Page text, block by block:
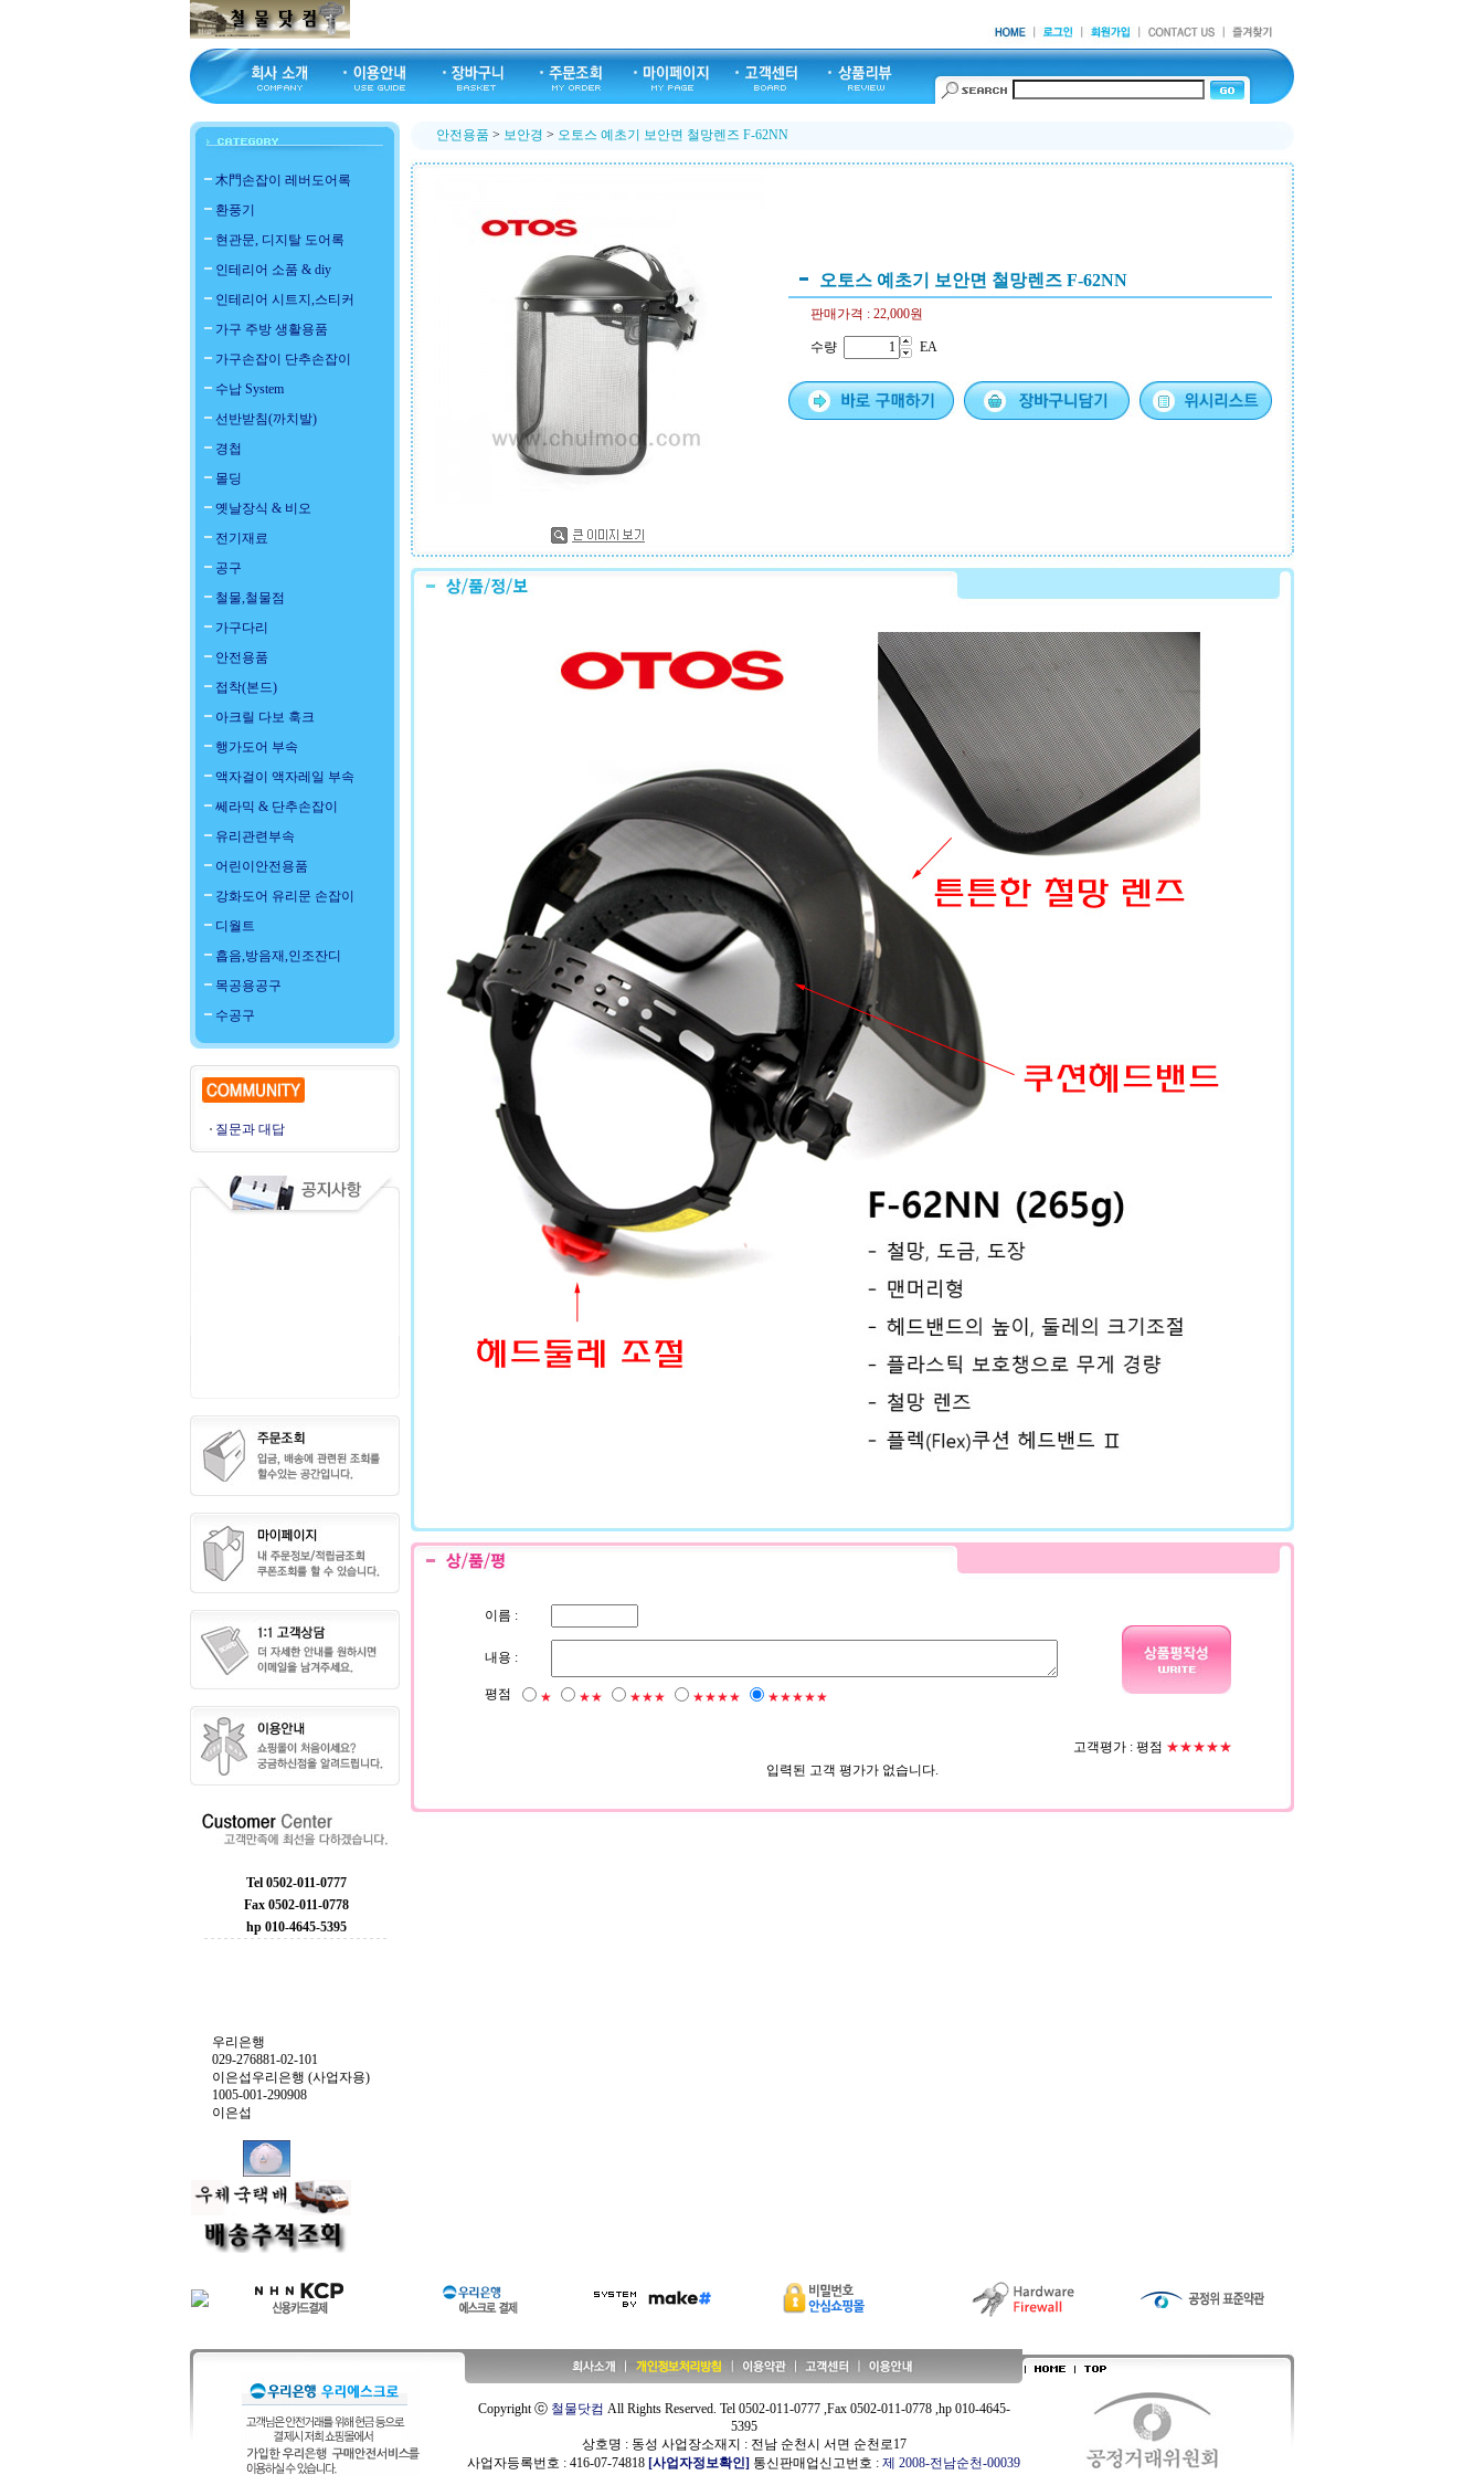
木門손잡이 레버도어록
환풍기
현관문, 디지탈 도어록
인테리어 소품 & diy
인테리어 시트지,스티커
가구 주방 생활용품
가구손잡이 단추손잡이
수납 System
선반받침(까치발)
경첩
몰딩
옛날장식 & 비오
전기재료
공구
철물,철물점
가구다리
안전용품
접착(본드)
아크릴 다보 훅크
행가도어 부속
액자걸이 액자레일 부속
쎄라믹 & 단추손잡이
유리관련부속
어린이안전용품
강화도어 유리문 손잡이
디월트
흡음,방음재,인조잔디
목공용공구
수공구
질문과 대답
Tel 0502-011-0777
Fax 0502-011-0778
hp 010-4645-5395
우리은행
029-276881-02-101
이은섭우리은행 (사업자용)
1005-001-290908
이은섭
안전용품 > 보안경 > 오토스 예초기 보안면 철망렌즈 F-62NN
오토스 예초기 보안면 철망렌즈 F-62NN
판매가격 : 22,000원
수량 EA
이름 :
내용 :
평점 ★ ★★ ★★★ ★★★★ ★★★★★
고객평가 : 평점 ★★★★★
입력된 고객 평가가 없습니다.
Copyright ⓒ 철물닷컴 All Rights Reserved. Tel 0502-011-0777 ,Fax 0502-011-0778 ,hp 010-4645-
5395
상호명 : 동성 사업장소재지 : 전남 순천시 서면 순천로17
사업자등록번호 : 416-07-74818 [사업자정보확인] 통신판매업신고번호 : 제 2008-전남순천-00039